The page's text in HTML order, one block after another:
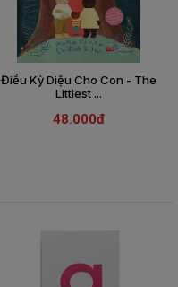
Điều Kỳ Diệu Cho Con - The
Littlest ...
48.000đ